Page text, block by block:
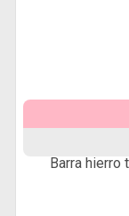
Barra hierro